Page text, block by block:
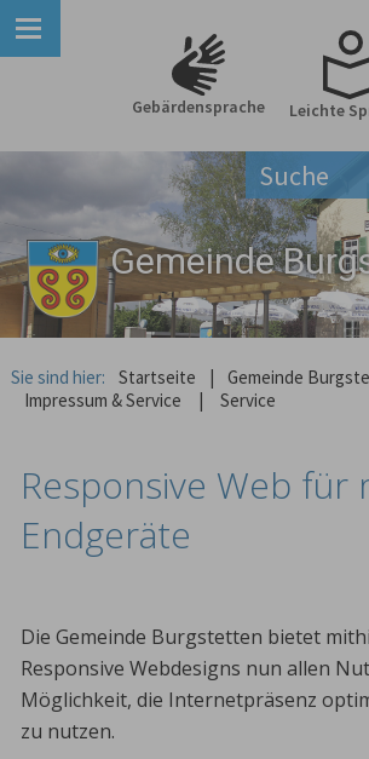
Gebärdensprache Leichte
Gemeinde
Sie sind hier: Startseite | Gemeinde
Impressum & Service
| Service
Responsive Web für
Endgeräte
Die Gemeinde Burgstetten bietet
Responsive Webdesigns nun allen
Möglichkeit, die Internetpräsenz
zu nutzen.